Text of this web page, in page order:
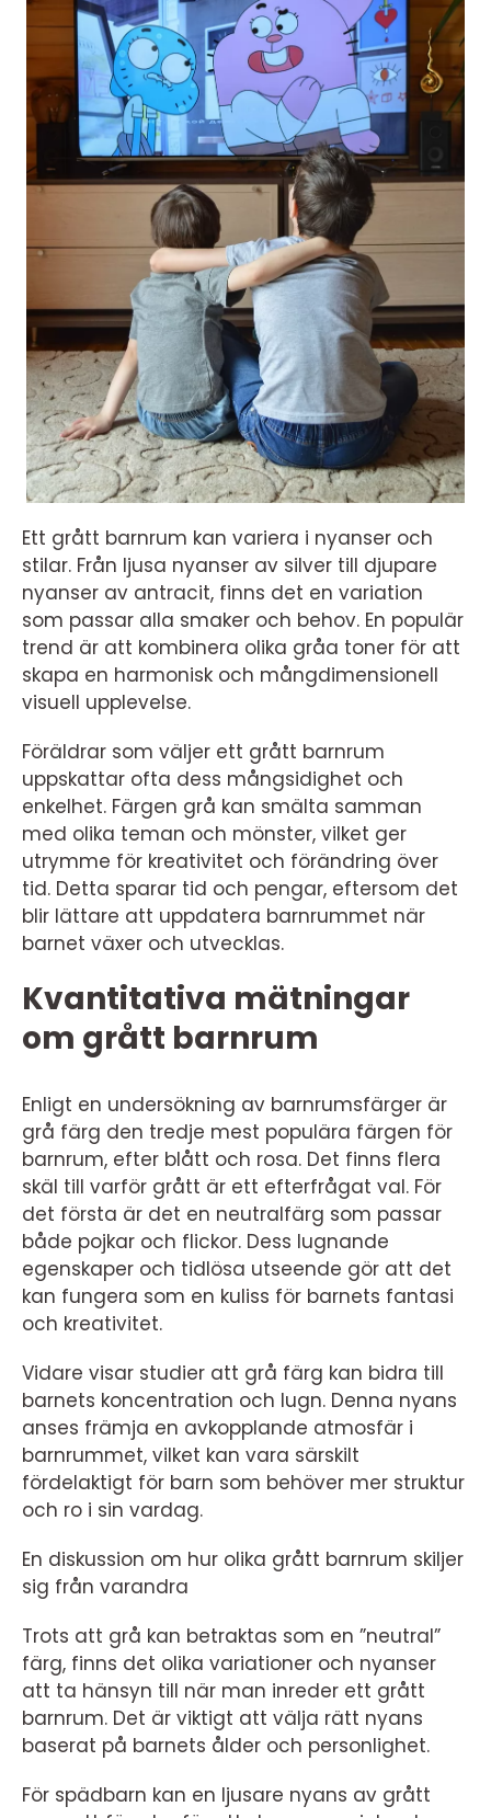
Ett grått barnrum kan variera i nyanser och
stilar. Från ljusa nyanser av silver till djupare
nyanser av antracit, finns det en variation
som passar alla smaker och behov. En populär
trend är att kombinera olika gråa toner för att
skapa en harmonisk och mångdimensionell
visuell upplevelse.
Föräldrar som väljer ett grått barnrum
uppskattar ofta dess mångsidighet och
enkelhet. Färgen grå kan smälta samman
med olika teman och mönster, vilket ger
utrymme för kreativitet och förändring över
tid. Detta sparar tid och pengar, eftersom det
blir lättare att uppdatera barnrummet när
barnet växer och utvecklas.
Kvantitativa mätningar
om grått barnrum
Enligt en undersökning av barnrumsfärger är
grå färg den tredje mest populära färgen för
barnrum, efter blått och rosa. Det finns flera
skäl till varför grått är ett efterfrågat val. För
det första är det en neutralfärg som passar
både pojkar och flickor. Dess lugnande
egenskaper och tidlösa utseende gör att det
kan fungera som en kuliss för barnets fantasi
och kreativitet.
Vidare visar studier att grå färg kan bidra till
barnets koncentration och lugn. Denna nyans
anses främja en avkopplande atmosfär i
barnrummet, vilket kan vara särskilt
fördelaktigt för barn som behöver mer struktur
och ro i sin vardag.
En diskussion om hur olika grått barnrum skiljer
sig från varandra
Trots att grå kan betraktas som en ”neutral”
färg, finns det olika variationer och nyanser
att ta hänsyn till när man inreder ett grått
barnrum. Det är viktigt att välja rätt nyans
baserat på barnets ålder och personlighet.
För spädbarn kan en ljusare nyans av grått